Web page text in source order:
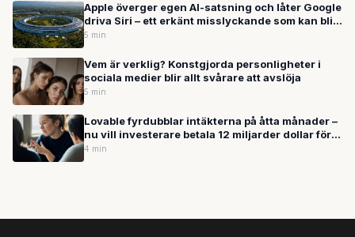
Apple överger egen AI-satsning och låter Google
driva Siri – ett erkänt misslyckande som kan bli
ett mästerdrag
5 min
Vem är verklig? Konstgjorda personligheter i
sociala medier blir allt svårare att avslöja
5 min
Lovable fyrdubblar intäkterna på åtta månader –
nu vill investerare betala 12 miljarder dollar för
svenska AI-bolaget
4 min